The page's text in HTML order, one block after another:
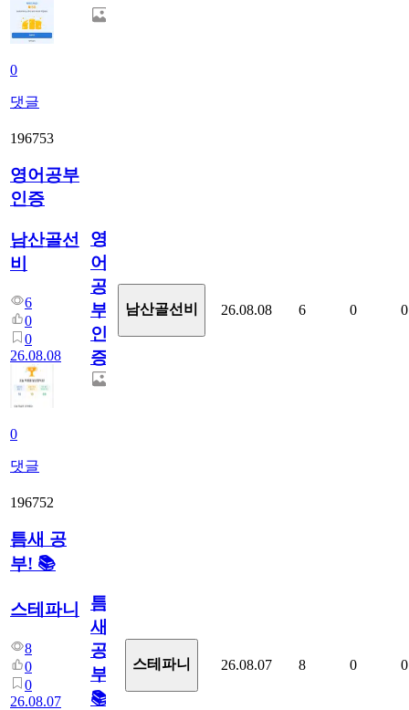
0
댓글
196753
영어공부
인증
남산골선
비
6
0
0
26.08.08
0
댓글
영
어
공
부
인
증
남산골선비 26.08.08 6 0 0
196752
틈새 공
부! 📚
스테파니
8
0
0
26.08.07
틈
새
공
부!
📚
스테파니 26.08.07 8 0 0